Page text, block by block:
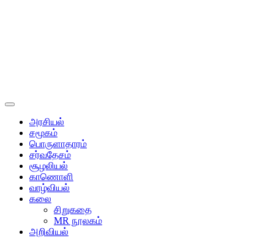
அரசியல்
சமூகம்
பொருளாதாரம்
சர்வதேசம்
சூழலியல்
காணொளி
வாழ்வியல்
கலை
சிறுகதை
MR நூலகம்
அறிவியல்